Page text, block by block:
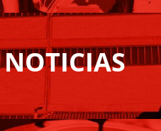
NOTICIAS